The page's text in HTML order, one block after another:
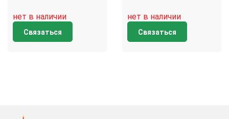
нет в наличии
Связаться
нет в наличии
Связаться